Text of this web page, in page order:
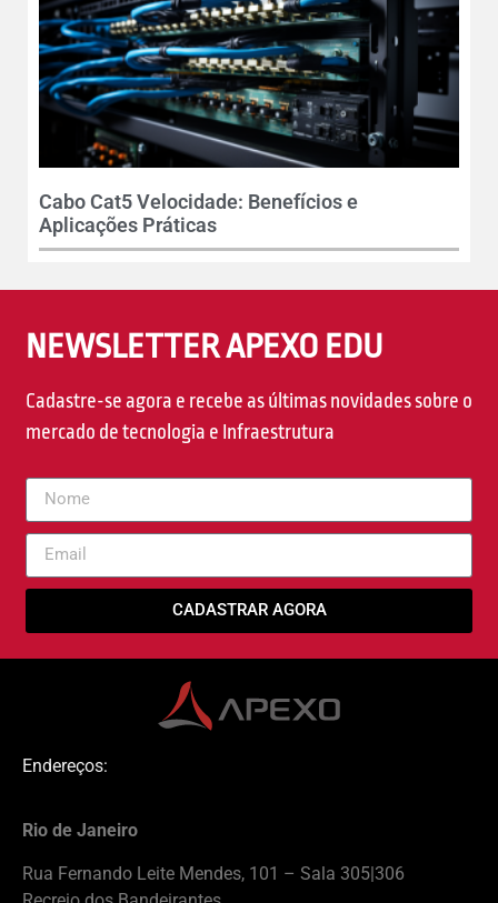
Cabo Cat5 Velocidade: Benefícios e
Aplicações Práticas
NEWSLETTER APEXO EDU
Cadastre-se agora e recebe as últimas novidades sobre o
mercado de tecnologia e Infraestrutura
CADASTRAR AGORA
Endereços:
Rio de Janeiro
Rua Fernando Leite Mendes, 101 – Sala 305|306